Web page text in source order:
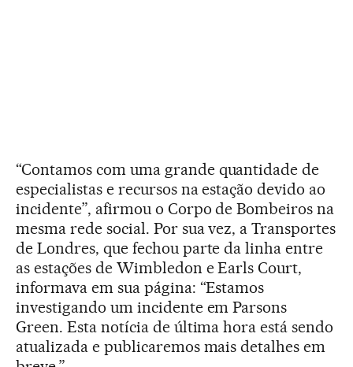
“Contamos com uma grande quantidade de
especialistas e recursos na estação devido ao
incidente”, afirmou o Corpo de Bombeiros na
mesma rede social. Por sua vez, a Transportes
de Londres, que fechou parte da linha entre
as estações de Wimbledon e Earls Court,
informava em sua página: “Estamos
investigando um incidente em Parsons
Green. Esta notícia de última hora está sendo
atualizada e publicaremos mais detalhes em